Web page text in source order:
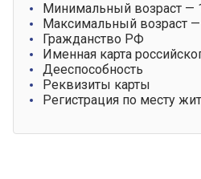
Минимальный возраст —
Максимальный возраст —
Гражданство РФ
Именная карта
Дееспособность
Реквизиты карты
Регистрация по месту